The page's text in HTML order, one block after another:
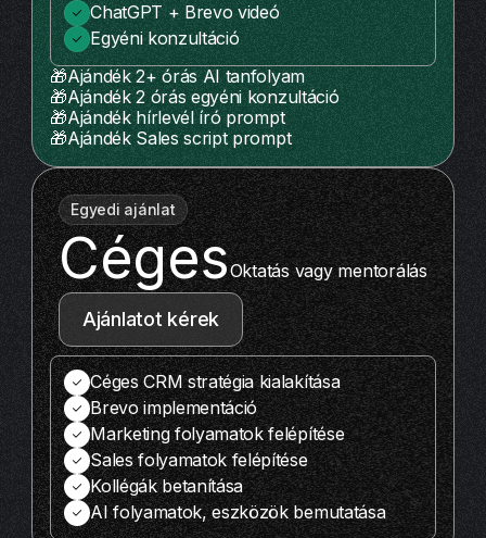
ChatGPT + Brevo videó
Egyéni konzultáció
🎁Ajándék 2+ órás AI tanfolyam
🎁Ajándék 2 órás egyéni konzultáció
🎁Ajándék hírlevél író prompt
🎁Ajándék Sales script prompt
Egyedi ajánlat
CégesOktatás vagy mentorálás
Ajánlatot kérek
Céges CRM stratégia kialakítása
Brevo implementáció
Marketing folyamatok felépítése
Sales folyamatok felépítése
Kollégák betanítása
AI folyamatok, eszközök bemutatása